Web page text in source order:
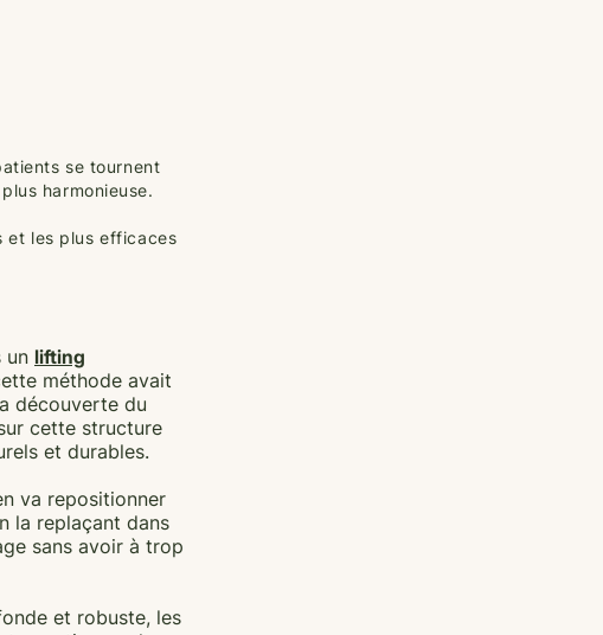
se tournent
harmonieuse.
et les plus efficaces
un lifting
méthode avait
découverte du
cette structure
et durables.
va repositionner
la replaçant dans
sans avoir à trop
et robuste, les